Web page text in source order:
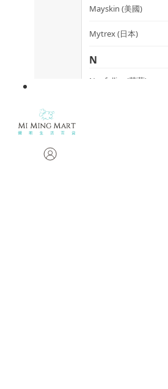
Mayskin (美國)
Mytrex (日本)
N
Neofollics (荷蘭)